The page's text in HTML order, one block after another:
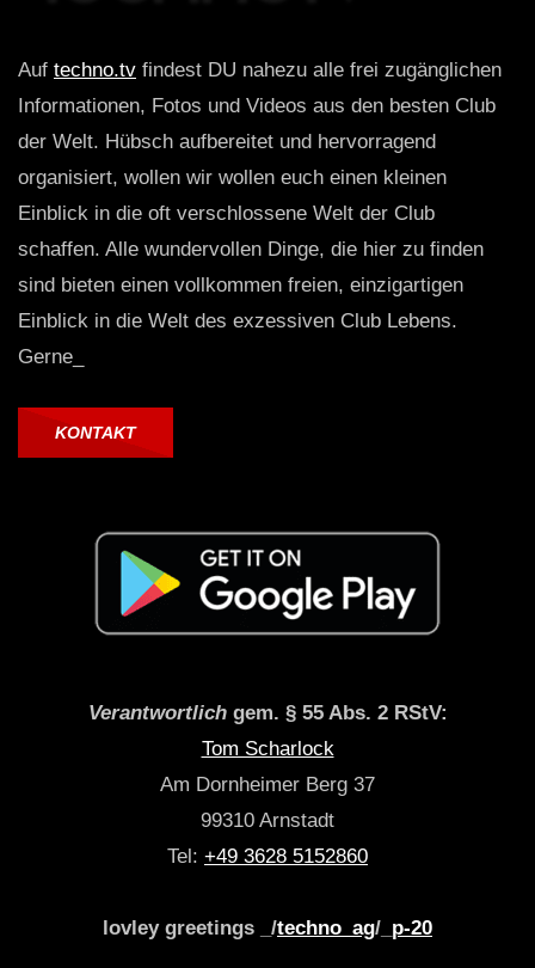
Auf techno.tv findest DU nahezu alle frei zugänglichen
Informationen, Fotos und Videos aus den besten Club
der Welt. Hübsch aufbereitet und hervorragend
organisiert, wollen wir wollen euch einen kleinen
Einblick in die oft verschlossene Welt der Club
schaffen. Alle wundervollen Dinge, die hier zu finden
sind bieten einen vollkommen freien, einzigartigen
Einblick in die Welt des exzessiven Club Lebens.
Gerne_
KONTAKT
Verantwortlichgem. § 55 Abs. 2 RStV:
Tom Scharlock
Am Dornheimer Berg 37
99310 Arnstadt
Tel: +49 3628 5152860
lovley greetings _/techno_ag/_ p-20